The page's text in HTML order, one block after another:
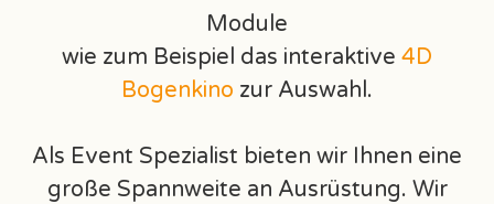
Module
wie zum Beispiel das interaktive 4D
Bogenkino zur Auswahl.
Als Event Spezialist bieten wir Ihnen eine
große Spannweite an Ausrüstung. Wir